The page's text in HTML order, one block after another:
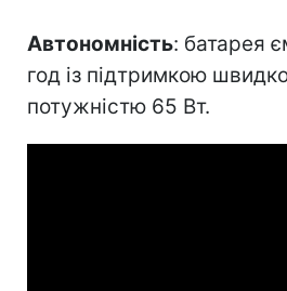
Автономність: батарея
год із підтримкою
потужністю 65 Вт.